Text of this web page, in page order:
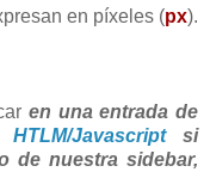
en píxeles (px).
en una entrada de
HTLM/Javascriptsi
de nuestra sidebar,